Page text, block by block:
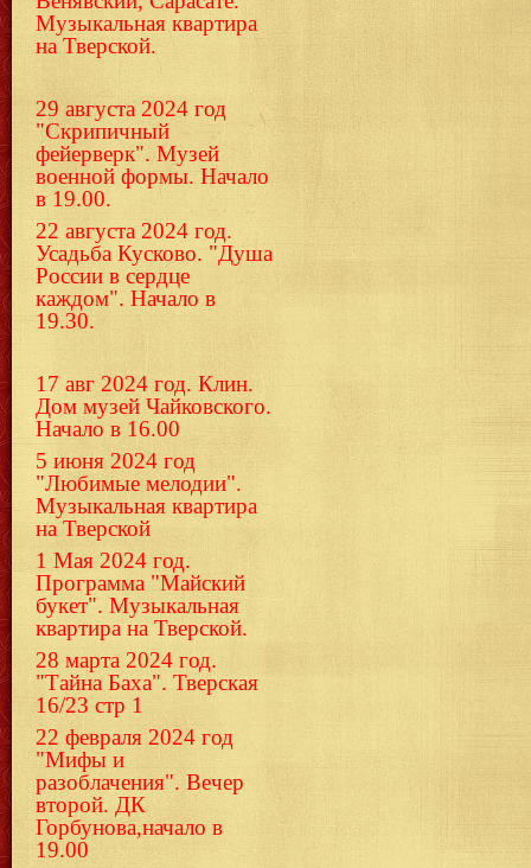
Музыкальная квартира
на Тверской.
29 августа 2024 год
"Скрипичный
фейерверк". Музей
военной формы. Начало
в 19.00.
22 августа 2024 год.
Усадьба Кусково. "Душа
России в сердце
каждом". Начало в
19.30.
17 авг 2024 год. Клин.
Дом музей Чайковского.
Начало в 16.00
5 июня 2024 год
"Любимые мелодии".
Музыкальная квартира
на Тверской
1 Мая 2024 год.
Программа "Майский
букет". Музыкальная
квартира на Тверской.
28 марта 2024 год.
"Тайна Баха". Тверская
16/23 стр 1
22 февраля 2024 год
"Мифы и
разоблачения". Вечер
второй. ДК
Горбунова,начало в
19.00